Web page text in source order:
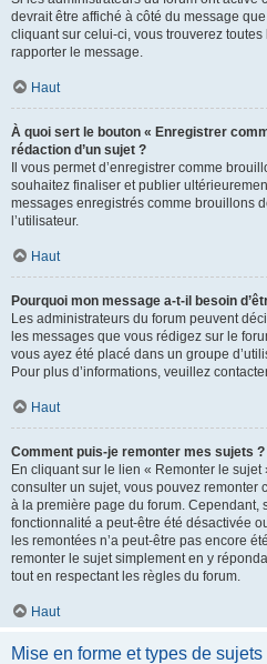
devrait être affiché à côté du message
cliquant sur celui-ci, vous trouverez
rapporter le message.
Haut
À quoi sert le bouton « Enregistrer
rédaction d’un sujet ?
Il vous permet d’enregistrer comme
souhaitez finaliser et publier
messages enregistrés comme brouillons
l’utilisateur.
Haut
Pourquoi mon message a-t-il besoin
Les administrateurs du forum peuvent
les messages que vous rédigez sur le
vous ayez été placé dans un groupe
Pour plus d’informations, veuillez
Haut
Comment puis-je remonter mes sujets ?
En cliquant sur le lien « Remonter le
consulter un sujet, vous pouvez remonter
à la première page du forum. Cependant,
fonctionnalité a peut-être été désactivée
les remontées n’a peut-être pas encore
remonter le sujet simplement en y
tout en respectant les règles du forum.
Haut
Mise en forme et types de sujets